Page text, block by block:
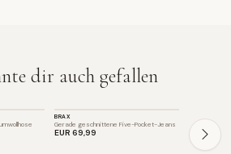
dir auch gefallen
BRAX
Gerade geschnittene Five-Pocket-Jeans
EUR 69,99 EUR 89